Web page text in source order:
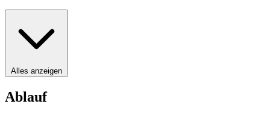
Alles anzeigen
Ablauf